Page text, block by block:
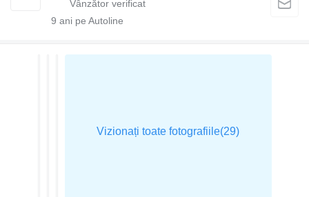
9 ani pe Autoline